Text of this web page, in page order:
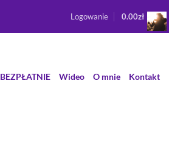
Logowanie 0.00zł
BEZPŁATNIE Wideo O mnie Kontakt